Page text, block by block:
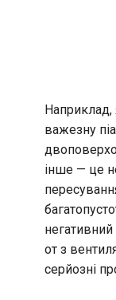
важезну
інше — це
от з
серйозні